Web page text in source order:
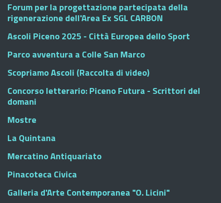
Forum per la progettazione partecipata della
rigenerazione dell'Area Ex SGL CARBON
Ascoli Piceno 2025 - Città Europea dello Sport
Parco avventura a Colle San Marco
Scopriamo Ascoli (Raccolta di video)
Concorso letterario: Piceno Futura - Scrittori del
domani
Mostre
La Quintana
Mercatino Antiquariato
Pinacoteca Civica
Galleria d'Arte Contemporanea "O. Licini"